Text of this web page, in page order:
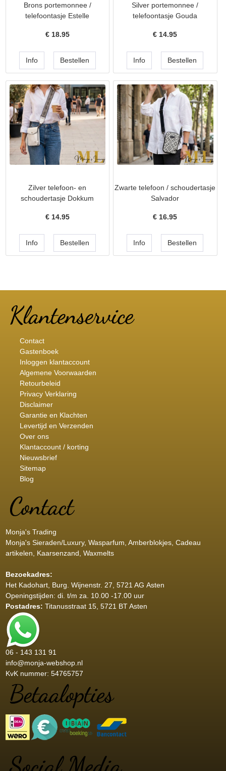
Brons portemonnee /
telefoontasje Estelle
€ 18.95
Silver portemonnee /
telefoontasje Gouda
€ 14.95
Zilver telefoon- en
schoudertasje Dokkum
€ 14.95
Zwarte telefoon / schoudertasje
Salvador
€16.95
Contact
Gastenboek
Inloggen klantaccount
Algemene Voorwaarden
Retourbeleid
Privacy Verklaring
Disclaimer
Garantie en Klachten
Levertijd en Verzenden
Over ons
Klantaccount / korting
Nieuwsbrief
Sitemap
Blog
Monja's Trading
Monja's Sieraden/Luxury, Wasparfum, Amberblokjes, Cadeau
artikelen, Kaarsenzand, Waxmelts
Bezoekadres:
Het Kadohart, Burg. Wijnenstr. 27, 5721 AG Asten
Openingstijden: di. t/m za. 10.00 -17.00 uur
Postadres: Titanusstraat 15, 5721 BT Asten
06 - 143 131 91
info@monja-webshop.nl
KvK nummer: 54765757